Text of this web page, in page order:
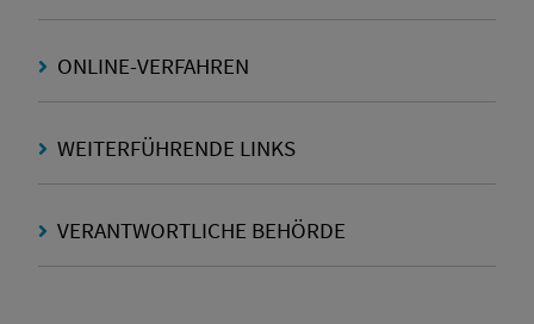
ONLINE-VERFAHREN
WEITERFÜHRENDE LINKS
VERANTWORTLICHE BEHÖRDE